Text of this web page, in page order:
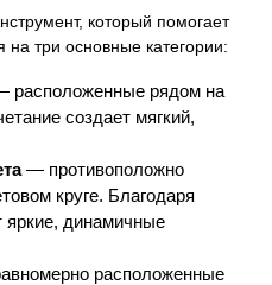
который помогает
на три основные категории:
рядом на
создает мягкий,
— противоположно
круге. Благодаря
яркие, динамичные
расположенные